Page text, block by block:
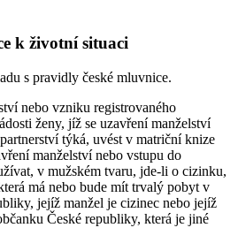
k životní situaci
s pravidly české mluvnice.
nebo vzniku registrovaného
ženy, jíž se uzavření manželství
týká, uvést v matriční knize
manželství nebo vstupu do
v mužském tvaru, jde-li o cizinku,
má nebo bude mít trvalý pobyt v
jejíž manžel je cizinec nebo jejíž
České republiky, která je jiné